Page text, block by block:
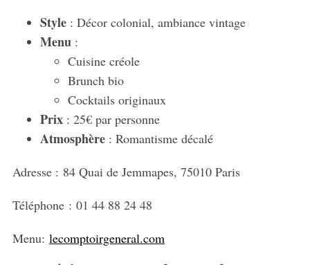
Style: Décor colonial, ambiance vintage
Menu :
Cuisine créole
Brunch bio
Cocktails originaux
Prix: 25€ par personne
Atmosphère: Romantisme décalé
Adresse : 84 Quai de Jemmapes, 75010 Paris
Téléphone : 01 44 88 24 48
Menu: lecomptoirgeneral.com
S
e
a
h
f
o
: